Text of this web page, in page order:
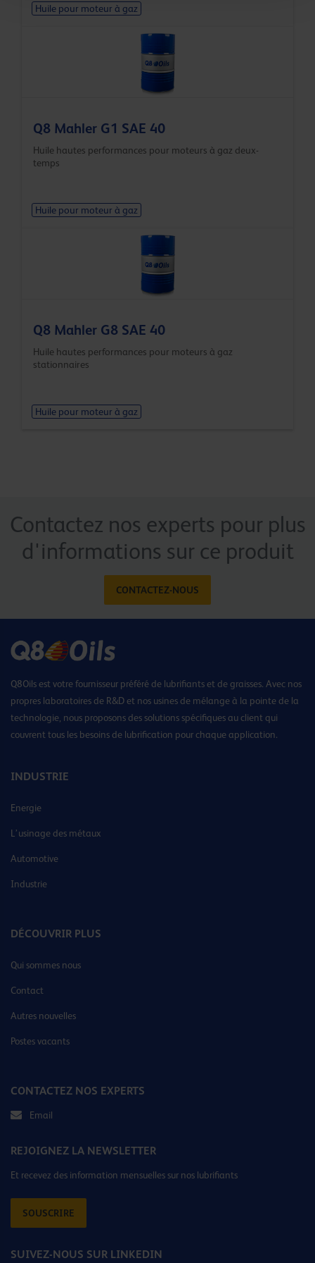
Huile pour moteur à gaz
Q8 Mahler G1 SAE 40
Huile hautes performances pour moteurs à gaz deux-
temps
Huile pour moteur à gaz
Q8 Mahler G8 SAE 40
Huile hautes performances pour moteurs à gaz
stationnaires
Huile pour moteur à gaz
Contactez nos experts pour plus
d'informations sur ce produit
CONTACTEZ-NOUS
Q8Oils est votre fournisseur préféré de lubrifiants et de graisses. Avec nos
propres laboratoires de R&D et nos usines de mélange à la pointe de la
technologie, nous proposons des solutions spécifiques au client qui
couvrent tous les besoins de lubrification pour chaque application.
INDUSTRIE
Energie
L’usinage des métaux
Automotive
Industrie
DÉCOUVRIR PLUS
Qui sommes nous
Contact
Autres nouvelles
Postes vacants
CONTACTEZ NOS EXPERTS
Email
REJOIGNEZ LA NEWSLETTER
Et recevez des information mensuelles sur nos lubrifiants
SOUSCRIRE
SUIVEZ-NOUS SUR LINKEDIN